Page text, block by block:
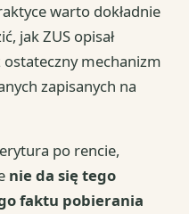
warto dokładnie
jak ZUS opisał
ostateczny mechanizm
zapisanych na
po rencie,
nie da się tego
faktu pobierania